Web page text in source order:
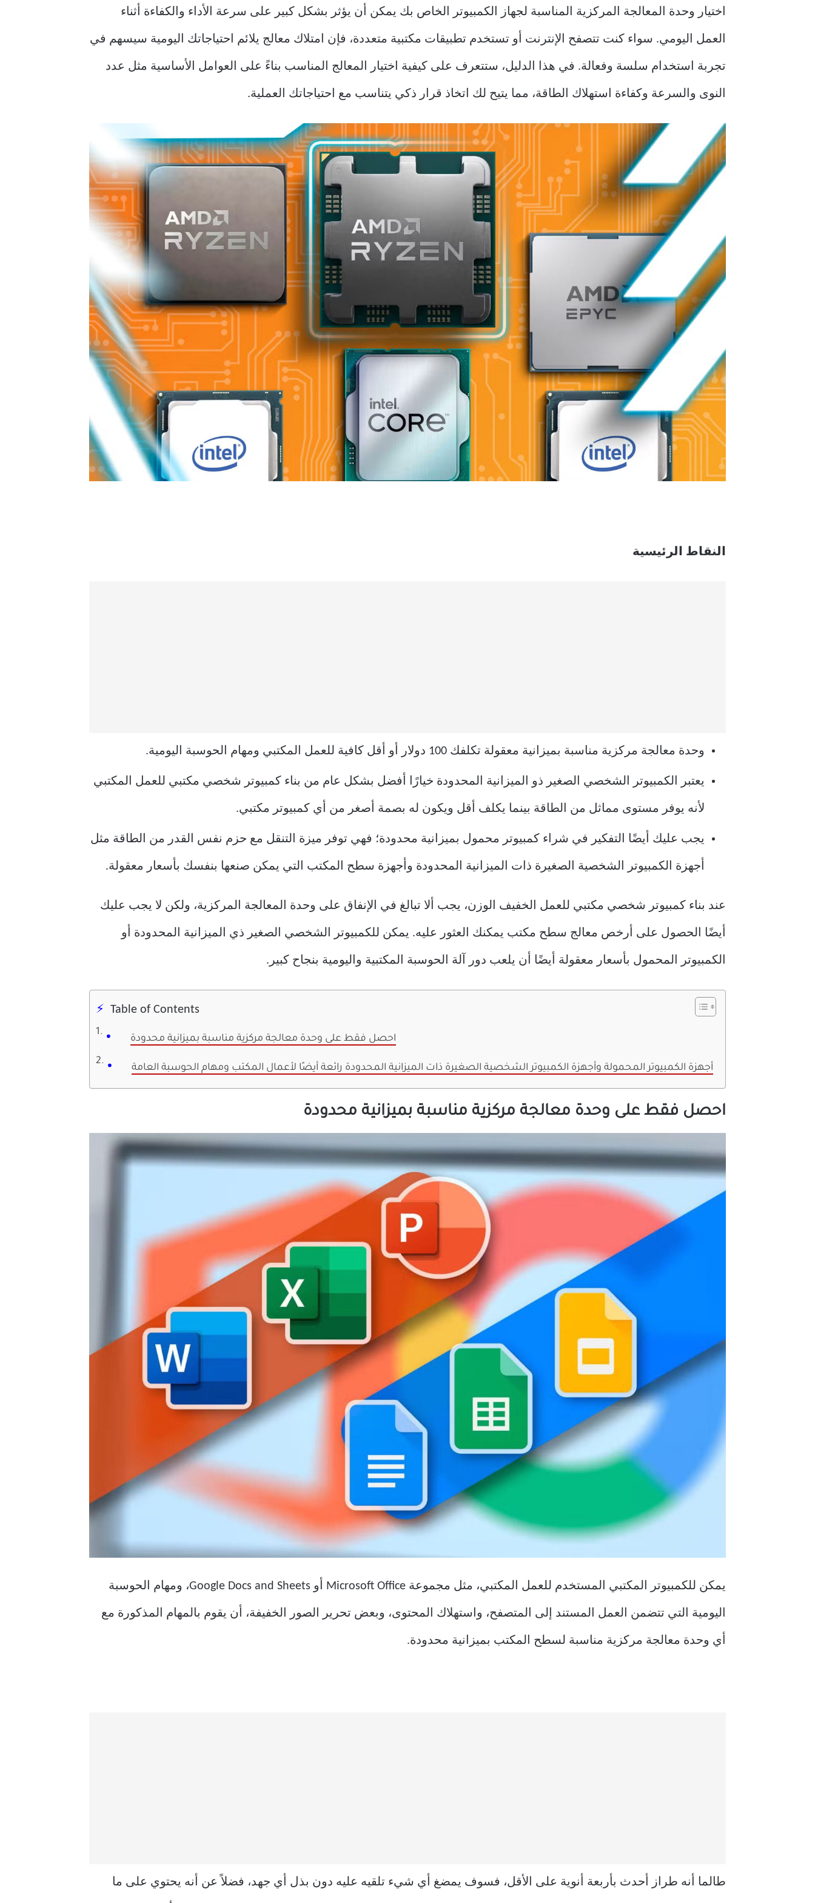
اختيار وحدة المعالجة المركزية المناسبة لجهاز الكمبيوتر الخاص بك يمكن أن يؤثر بشكل كبير على سرعة الأداء والكفاءة أثناء
العمل اليومي. سواء كنت تتصفح الإنترنت أو تستخدم تطبيقات مكتبية متعددة، فإن امتلاك معالج يلائم احتياجاتك اليومية سيسهم في
تجربة استخدام سلسة وفعالة. في هذا الدليل، ستتعرف على كيفية اختيار المعالج المناسب بناءً على العوامل الأساسية مثل عدد
النوى والسرعة وكفاءة استهلاك الطاقة، مما يتيح لك اتخاذ قرار ذكي يتناسب مع احتياجاتك العملية.
النقاط الرئيسية
وحدة معالجة مركزية مناسبة بميزانية معقولة تكلفك 100 دولار أو أقل كافية للعمل المكتبي ومهام الحوسبة اليومية.
يعتبر الكمبيوتر الشخصي الصغير ذو الميزانية المحدودة خيارًا أفضل بشكل عام من بناء كمبيوتر شخصي مكتبي للعمل المكتبي
لأنه يوفر مستوى مماثل من الطاقة بينما يكلف أقل ويكون له بصمة أصغر من أي كمبيوتر مكتبي.
يجب عليك أيضًا التفكير في شراء كمبيوتر محمول بميزانية محدودة؛ فهي توفر ميزة التنقل مع حزم نفس القدر من الطاقة مثل
أجهزة الكمبيوتر الشخصية الصغيرة ذات الميزانية المحدودة وأجهزة سطح المكتب التي يمكن صنعها بنفسك بأسعار معقولة.
عند بناء كمبيوتر شخصي مكتبي للعمل الخفيف الوزن، يجب ألا تبالغ في الإنفاق على وحدة المعالجة المركزية، ولكن لا يجب عليك
أيضًا الحصول على أرخص معالج سطح مكتب يمكنك العثور عليه. يمكن للكمبيوتر الشخصي الصغير ذي الميزانية المحدودة أو
الكمبيوتر المحمول بأسعار معقولة أيضًا أن يلعب دور آلة الحوسبة المكتبية واليومية بنجاح كبير.
Table of Contents
احصل فقط على وحدة معالجة مركزية مناسبة بميزانية محدودة
أجهزة الكمبيوتر المحمولة وأجهزة الكمبيوتر الشخصية الصغيرة ذات الميزانية المحدودة رائعة أيضًا لأعمال المكتب ومهام الحوسبة العامة
احصل فقط على وحدة معالجة مركزية مناسبة بميزانية محدودة
يمكن للكمبيوتر المكتبي المستخدم للعمل المكتبي، مثل مجموعة Microsoft Office أو Google Docs and Sheets، ومهام الحوسبة
اليومية التي تتضمن العمل المستند إلى المتصفح، واستهلاك المحتوى، وبعض تحرير الصور الخفيفة، أن يقوم بالمهام المذكورة مع
أي وحدة معالجة مركزية مناسبة لسطح المكتب بميزانية محدودة.
طالما أنه طراز أحدث بأربعة أنوية على الأقل، فسوف يمضغ أي شيء تلقيه عليه دون بذل أي جهد، فضلاً عن أنه يحتوي على ما